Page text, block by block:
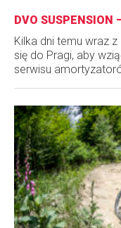
DVO SUSPENSION
Kilka dni temu wraz
się do Pragi, aby
serwisu